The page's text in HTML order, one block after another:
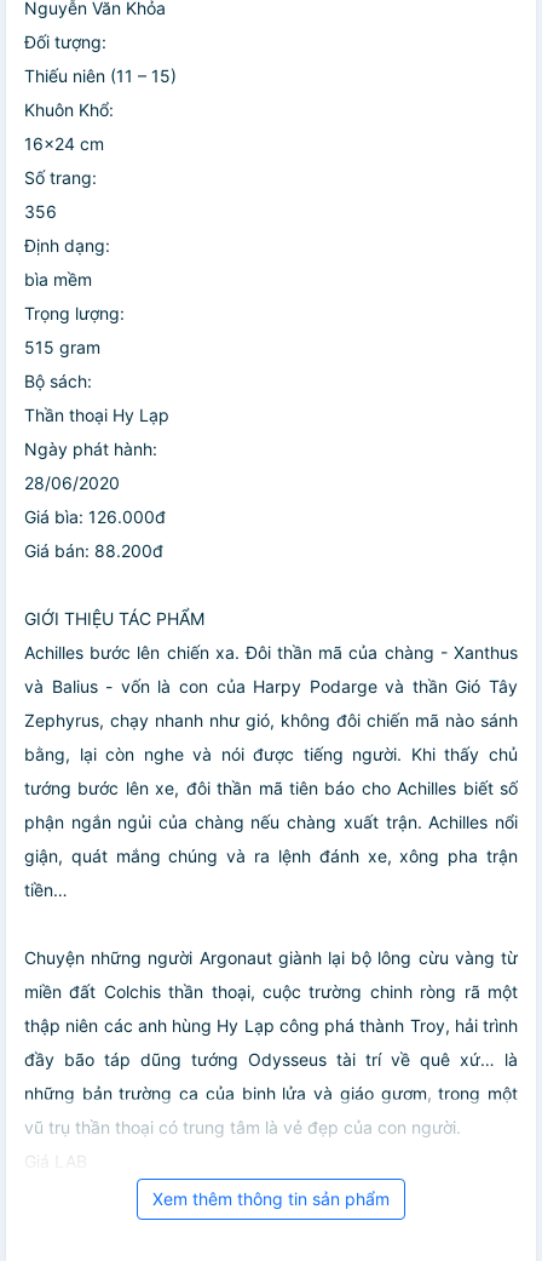
Nguyễn Văn Khỏa
Đối tượng:
Thiếu niên (11 – 15)
Khuôn Khổ:
16x24 cm
Số trang:
356
Định dạng:
bìa mềm
Trọng lượng:
515 gram
Bộ sách:
Thần thoại Hy Lạp
Ngày phát hành:
28/06/2020
Giá bìa: 126.000đ
Giá bán: 88.200đ
GIỚI THIỆU TÁC PHẨM
Achilles bước lên chiến xa. Đôi thần mã của chàng - Xanthus
và Balius - vốn là con của Harpy Podarge và thần Gió Tây
Zephyrus, chạy nhanh như gió, không đôi chiến mã nào sánh
bằng, lại còn nghe và nói được tiếng người. Khi thấy chủ
tướng bước lên xe, đôi thần mã tiên báo cho Achilles biết số
phận ngắn ngủi của chàng nếu chàng xuất trận. Achilles nổi
giận, quát mắng chúng và ra lệnh đánh xe, xông pha trận
tiền…
Chuyện những người Argonaut giành lại bộ lông cừu vàng từ
miền đất Colchis thần thoại, cuộc trường chinh ròng rã một
thập niên các anh hùng Hy Lạp công phá thành Troy, hải trình
đầy bão táp dũng tướng Odysseus tài trí về quê xứ… là
những bản trường ca của binh lửa và giáo gươm, trong một
vũ trụ thần thoại có trung tâm là vẻ đẹp của con người.
Giá LAB
Xem thêm thông tin sản phẩm